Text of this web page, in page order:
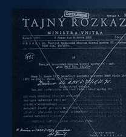
zobrazit PDF dokument